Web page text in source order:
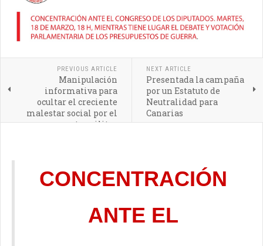
PREVIOUS ARTICLE
Manipulación
informativa para
ocultar el creciente
malestar social por el
gasto militar
NEXT ARTICLE
Presentada la campaña
por un Estatuto de
Neutralidad para
Canarias
CONCENTRACIÓN
ANTE EL